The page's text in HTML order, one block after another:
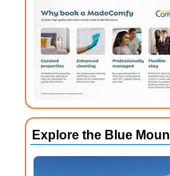
Explore the Blue